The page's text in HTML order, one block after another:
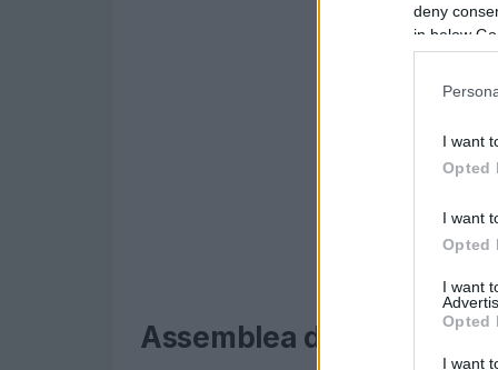
deny
in below
I want
Opted
I want
Opted
I want
Opted
I want
Assemblea degli azionisti